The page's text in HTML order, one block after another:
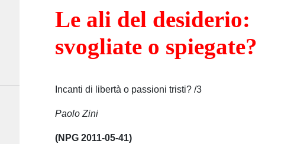
Le ali del desiderio:
svogliate o spiegate?
Incanti di libertà o passioni tristi? /3
Paolo Zini
(NPG 2011-05-41)